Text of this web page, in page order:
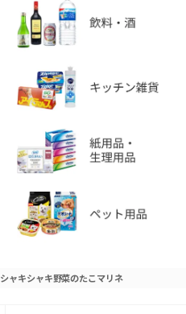
シャキシャキ野菜のたこマリネ